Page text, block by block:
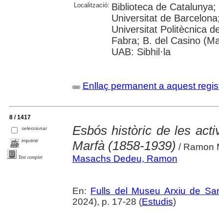
Localització: Biblioteca de
Universitat de
Universitat Politècnica
Fabra; B. del Casino
UAB: Sibhil·la
Enllaç permanent a aquest
8 / 1417
seleccionar
imprimir
Text complet
Esbós històric de les
Marfà (1858-1939) / Ramon
Masachs Dedeu, Ramon
En: Fulls del Museu Arxiu de
2024), p. 17-28 (Estudis)